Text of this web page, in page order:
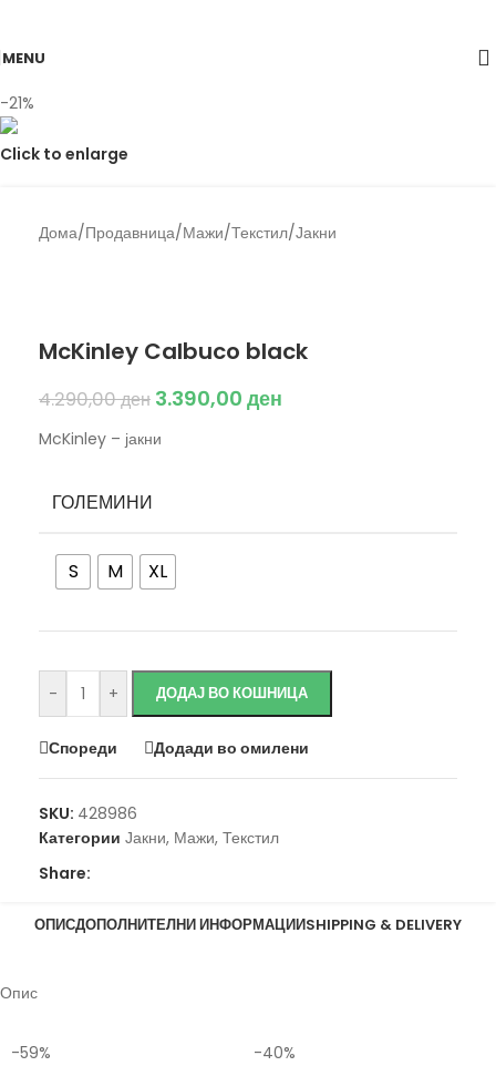
MENU
-21%
Click to enlarge
Дома/Продавница/Мажи/Текстил/Јакни
McKinley Calbuco black
4.290,00ден 3.390,00 ден
McKinley – јакни
ГОЛЕМИНИ
S M XL
- + ДОДАЈ ВО КОШНИЦА
Спореди Додади во омилени
SKU: 428986
Категории Јакни, Мажи, Текстил
Share:
ОПИСДОПОЛНИТЕЛНИ ИНФОРМАЦИИSHIPPING & DELIVERY
Опис
-59% -40%